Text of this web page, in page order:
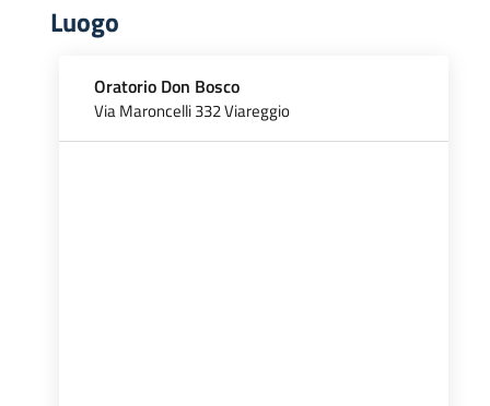
Luogo
Oratorio Don Bosco
Via Maroncelli 332 Viareggio